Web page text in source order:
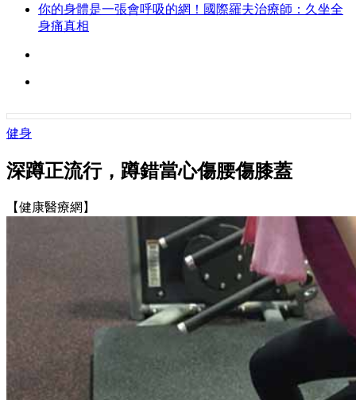
你的身體是一張會呼吸的網！國際羅夫治療師：久坐全
身痛真相
健身
深蹲正流行，蹲錯當心傷腰傷膝蓋
【健康醫療網】